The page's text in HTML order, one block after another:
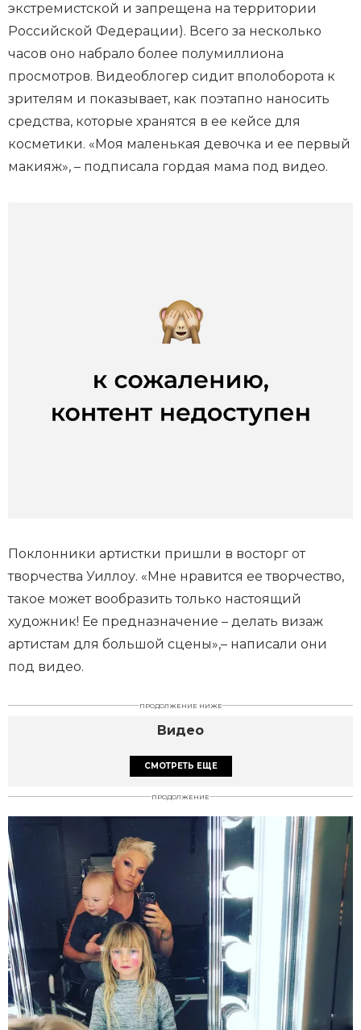
экстремистской и запрещена на территории
Российской Федерации). Всего за несколько
часов оно набрало более полумиллиона
просмотров. Видеоблогер сидит вполоборота к
зрителям и показывает, как поэтапно наносить
средства, которые хранятся в ее кейсе для
косметики. «Моя маленькая девочка и ее первый
макияж», – подписала гордая мама под видео.
Поклонники артистки пришли в восторг от
творчества Уиллоу. «Мне нравится ее творчество,
такое может вообразить только настоящий
художник! Ее предназначение – делать визаж
артистам для большой сцены»,– написали они
под видео.
ПРОДОЛЖЕНИЕ НИЖЕ
Видео
СМОТРЕТЬ ЕЩЕ
ПРОДОЛЖЕНИЕ